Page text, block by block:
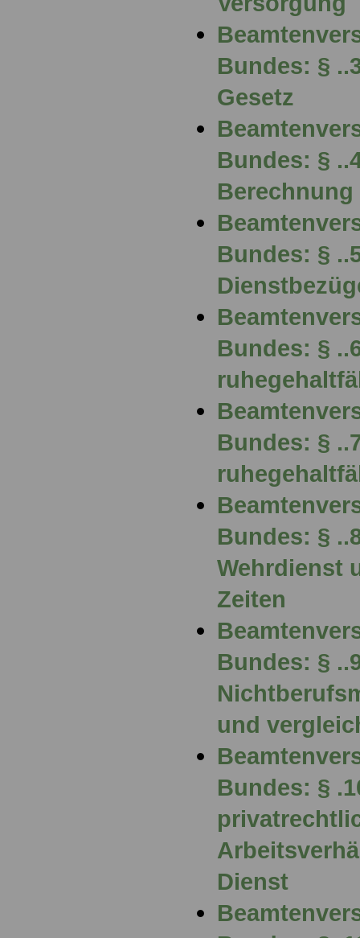
Bundes: §
Gesetz
Bundes: §
Bundes: §
Bundes: §
Bundes: §
Bundes: §
Wehrdienst
Zeiten
Bundes: §
und
Bundes: §
Dienst